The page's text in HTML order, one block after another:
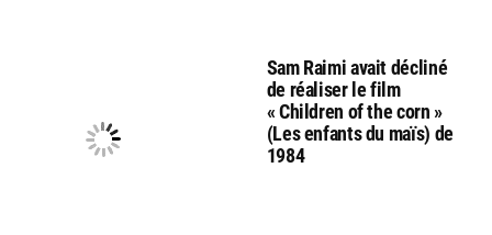
Sam Raimi avait décliné
de réaliser le film
« Children of the corn »
(Les enfants du maïs) de
1984